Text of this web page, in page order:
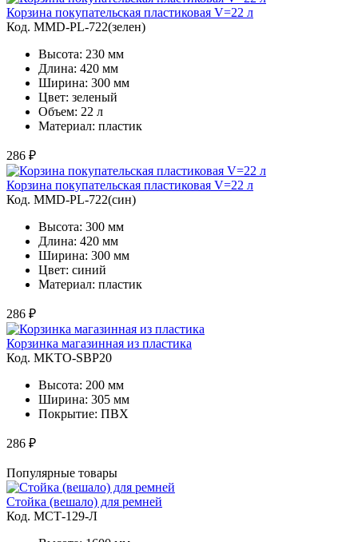
Корзина покупательская пластиковая V=22 л
Код. MMD-PL-722(зелен)
Высота: 230 мм
Длина: 420 мм
Ширина: 300 мм
Цвет: зеленый
Объем: 22 л
Материал: пластик
286 ₽
Корзина покупательская пластиковая V=22 л
Код. MMD-PL-722(син)
Высота: 300 мм
Длина: 420 мм
Ширина: 300 мм
Цвет: синий
Материал: пластик
286 ₽
Корзинка магазинная из пластика
Код. MKTO-SBP20
Высота: 200 мм
Ширина: 305 мм
Покрытие: ПВХ
286 ₽
Популярные товары
Стойка (вешало) для ремней
Код. MСТ-129-Л